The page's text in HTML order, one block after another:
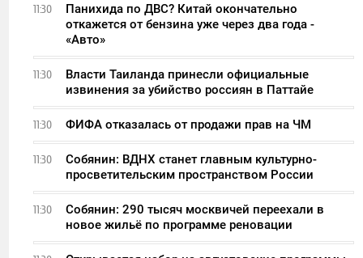
11:30
Панихида по ДВС? Китай окончательно
откажется от бензина уже через два года -
«Авто»
11:30
Власти Таиланда принесли официальные
извинения за убийство россиян в Паттайе
11:30 ФИФА отказалась от продажи прав на ЧМ
11:30
Собянин: ВДНХ станет главным культурно-
просветительским пространством России
11:30
Собянин: 290 тысяч москвичей переехали в
новое жильё по программе реновации